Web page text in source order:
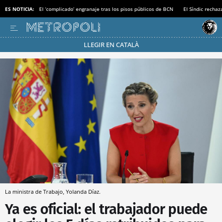
ES NOTICIA: El ‘complicado’ engranaje tras los pisos públicos de BCN El Síndic
LLEGIR EN CATALÀ
Pásate al MODO AHORRO
La ministra de Trabajo, Yolanda Díaz.
Ya es oficial: el trabajador puede